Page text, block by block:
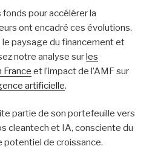
pour accélérer la
ont encadré ces évolutions.
paysage du financement et
notre analyse surles
et l’impact de l’AMF sur
artificielle.
partie de son portefeuille vers
cleantech et IA, consciente du
potentiel de croissance.